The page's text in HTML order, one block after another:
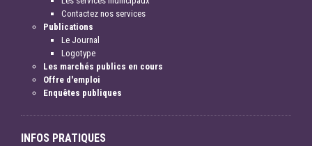
Contactez nos services
Publications
Le Journal
Logotype
Les marchés publics en cours
Offre d'emploi
Enquêtes publiques
INFOS PRATIQUES